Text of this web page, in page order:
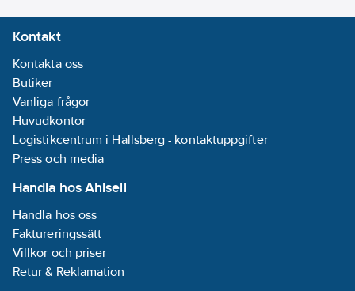
levererar resultat på
bara fem sekunder.
Den mäter Near-End
Crosstalk (NEXT),
Return Loss och
Insertion Loss och
visar tydligt om
installationen kan
10 Mb/s till 10 Gb/s.
Med live wiremap och
TDR-
felsökningsfunktion
Kontakt
Kontakta oss
Butiker
Vanliga frågor
Huvudkontor
Logistikcentrum i Hallsberg - kontaktuppgifter
Press och media
Handla hos Ahlsell
Handla hos oss
Faktureringssätt
Villkor och priser
Retur & Reklamation